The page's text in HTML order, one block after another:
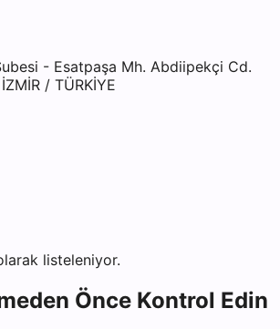
- Esatpaşa Mh. Abdiipekçi Cd.
/ TÜRKİYE
listeleniyor.
Önce Kontrol Edin